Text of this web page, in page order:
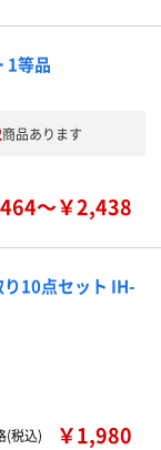
1等品
商品あります
～￥2,438
10点セット IH-
(税込) ￥1,980